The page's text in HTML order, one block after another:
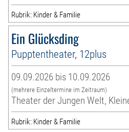
Rubrik: Kinder & Familie
Ein Glücksding
Pupptentheater, 12plus
09.09.2026 bis 10.09.2026
(mehrere Einzeltermine im Zeitraum)
Theater der Jungen Welt,
Rubrik: Kinder & Familie